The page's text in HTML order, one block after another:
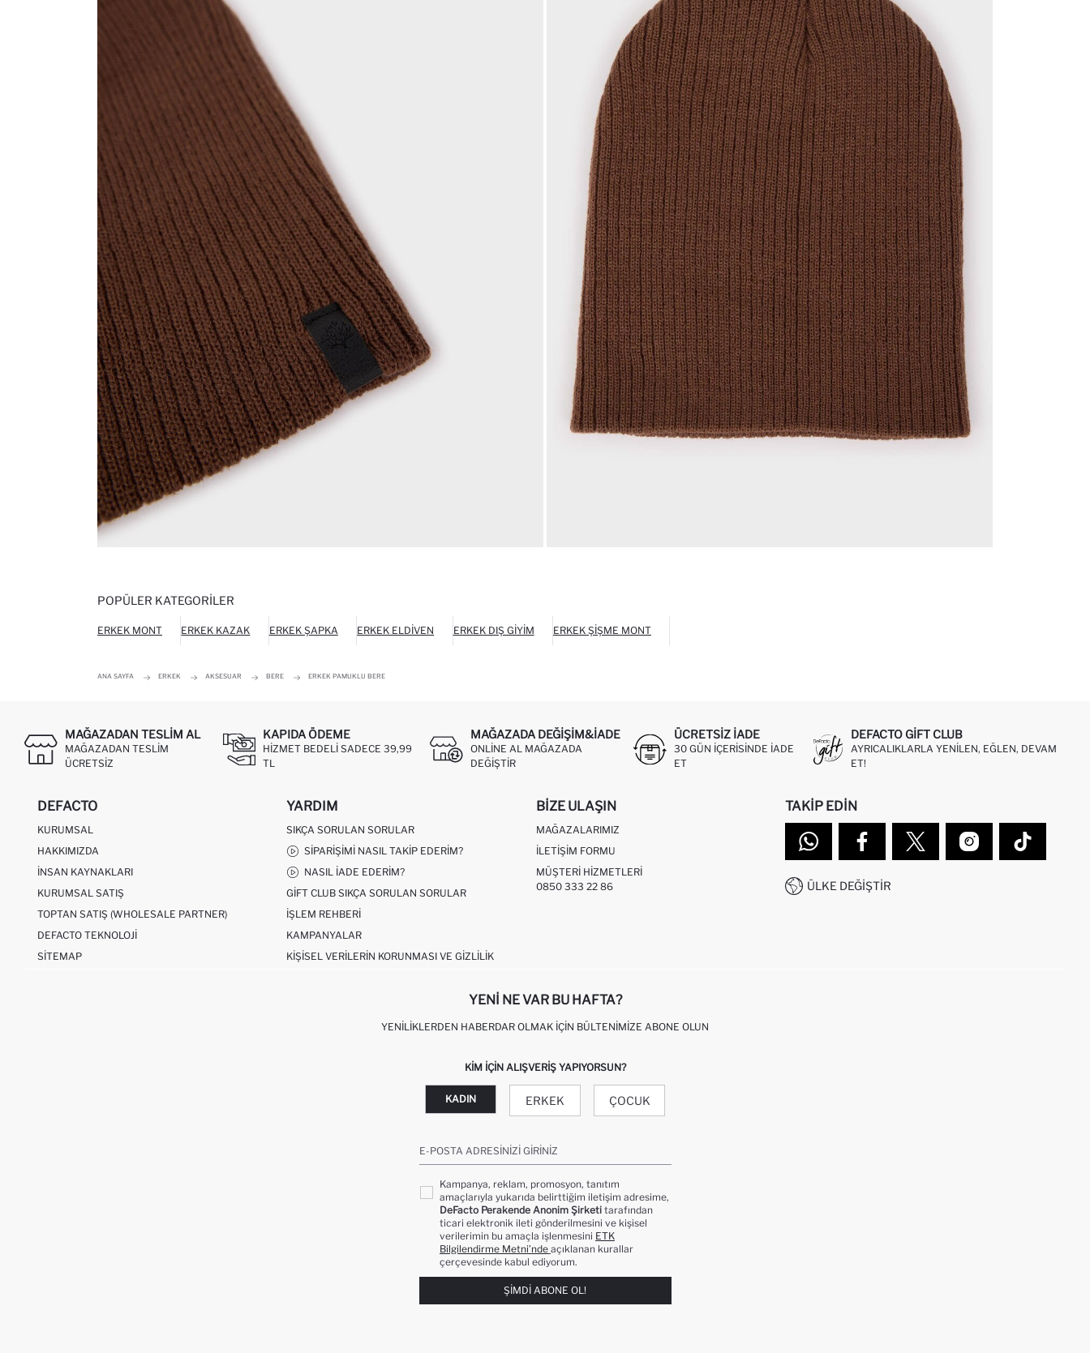
POPÜLER KATEGORILER
ERKEK MONT ERKEK KAZAK ERKEK ŞAPKA ERKEK ELDIVEN ERKEK DIŞ GIYIM ERKEK ŞIŞME MONT
ANA SAYFA ERKEK AKSESUAR BERE ERKEK PAMUKLU BERE
MAĞAZADAN TESLIM AL
MAĞAZADAN TESLIM
ÜCRETSIZ
KAPIDA ÖDEME
HIZMET BEDELI SADECE 39,99
TL
MAĞAZADA DEĞIŞIM&İADE
ONLINE AL MAĞAZADA
DEĞIŞTIR
ÜCRETSIZ IADE
30 GÜN IÇERISINDE IADE
ET
DEFACTO GIFT CLUB
AYRICALIKLARLA YENILEN, EĞLEN, DEVAM
ET!
DEFACTO
KURUMSAL
HAKKIMIZDA
İNSAN KAYNAKLARI
KURUMSAL SATIŞ
TOPTAN SATIŞ (WHOLESALE PARTNER)
DEFACTO TEKNOLOJI
SITEMAP
YARDIM
SIKÇA SORULAN SORULAR
SIPARIŞIMI NASIL TAKIP EDERIM?
NASIL İADE EDERIM?
GIFT CLUB SIKÇA SORULAN SORULAR
İŞLEM REHBERI
KAMPANYALAR
KIŞISEL VERILERIN KORUNMASI VE GIZLILIK
BIZE ULAŞIN
MAĞAZALARIMIZ
İLETIŞIM FORMU
MÜŞTERI HIZMETLERI
0850 333 22 86
TAKIP EDIN
ÜLKE DEĞIŞTIR
YENI NE VAR BU HAFTA?
YENILIKLERDEN HABERDAR OLMAK İÇIN BÜLTENIMIZE ABONE OLUN
KIM IÇIN ALIŞVERIŞ YAPIYORSUN?
KADIN ERKEK ÇOCUK
E-POSTA ADRESINIZI GIRINIZ
Kampanya, reklam, promosyon, tanıtım
amaçlarıyla yukarıda belirttiğim iletişim adresime,
DeFacto Perakende Anonim Şirketi tarafından
ticari elektronik ileti gönderilmesini ve kişisel
verilerimin bu amaçla işlenmesini ETK
Bilgilendirme Metni’nde açıklanan kurallar
çerçevesinde kabul ediyorum.
ŞIMDI ABONE OL!